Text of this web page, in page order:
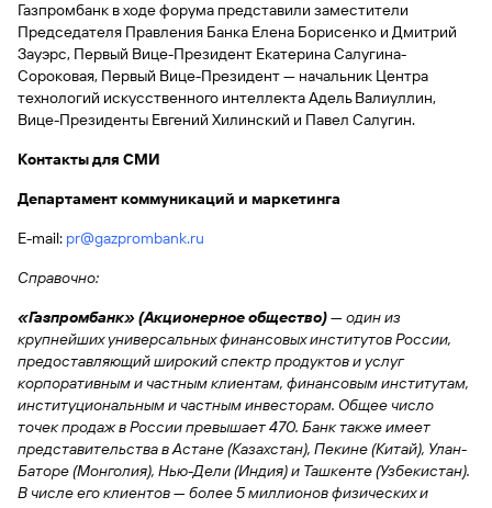
Быстрый
поиск
по
сайту
Вклады
сайту
Вклады
Газпромбанк в ходе форума представили заместители
Председателя Правления Банка Елена Борисенко и Дмитрий
Зауэрс, Первый Вице-Президент Екатерина Салугина-
Сороковая, Первый Вице-Президент — начальник Центра
технологий искусственного интеллекта Адель Валиуллин,
Вице-Президенты Евгений Хилинский и Павел Салугин.
Контакты для СМИ
Департамент коммуникаций и маркетинга
E-mail: pr@gazprombank.ru
Справочно:
«Газпромбанк» (Акционерное общество)— один из
крупнейших универсальных финансовых институтов России,
предоставляющий широкий спектр продуктов и услуг
корпоративным и частным клиентам, финансовым институтам,
институциональным и частным инвесторам. Общее число
точек продаж в России превышает 470. Банк также имеет
представительства в Астане (Казахстан), Пекине (Китай), Улан-
Баторе (Монголия), Нью-Дели (Индия) и Ташкенте (Узбекистан).
В числе его клиентов — более 5 миллионов физических и